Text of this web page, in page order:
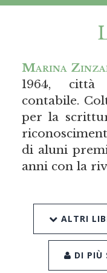
Marina
1964,
contabile.
per la
di aluni
anni con la
ALTRI
DI PIÙ